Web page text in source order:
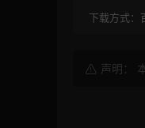
下载方式：
声明：